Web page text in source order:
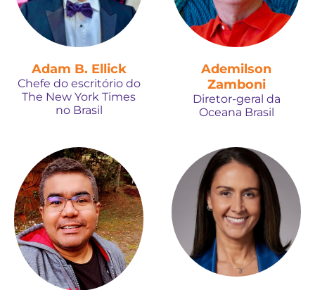
Adam B. Ellick
Chefe do escritório do
The New York Times
no Brasil
Ademilson
Zamboni
Diretor-geral da
Oceana Brasil